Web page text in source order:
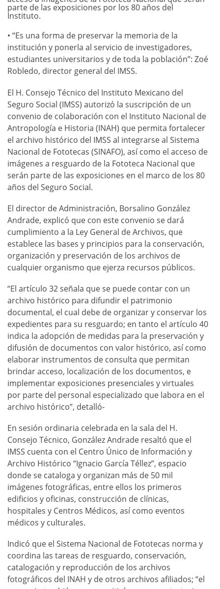
parte de las exposiciones por los 80 años del
Instituto.
• “Es una forma de preservar la memoria de la
institución y ponerla al servicio de investigadores,
estudiantes universitarios y de toda la población”: Zoé
Robledo, director general del IMSS.
El H. Consejo Técnico del Instituto Mexicano del
Seguro Social (IMSS) autorizó la suscripción de un
convenio de colaboración con el Instituto Nacional de
Antropología e Historia (INAH) que permita fortalecer
el archivo histórico del IMSS al integrarse al Sistema
Nacional de Fototecas (SINAFO), así como el acceso de
imágenes a resguardo de la Fototeca Nacional que
serán parte de las exposiciones en el marco de los 80
años del Seguro Social.
El director de Administración, Borsalino González
Andrade, explicó que con este convenio se dará
cumplimiento a la Ley General de Archivos, que
establece las bases y principios para la conservación,
organización y preservación de los archivos de
cualquier organismo que ejerza recursos públicos.
“El artículo 32 señala que se puede contar con un
archivo histórico para difundir el patrimonio
documental, el cual debe de organizar y conservar los
expedientes para su resguardo; en tanto el artículo 40
indica la adopción de medidas para la preservación y
difusión de documentos con valor histórico, así como
elaborar instrumentos de consulta que permitan
brindar acceso, localización de los documentos, e
implementar exposiciones presenciales y virtuales
por parte del personal especializado que labora en el
archivo histórico”, detalló-
En sesión ordinaria celebrada en la sala del H.
Consejo Técnico, González Andrade resaltó que el
IMSS cuenta con el Centro Único de Información y
Archivo Histórico “Ignacio García Téllez”, espacio
donde se cataloga y organizan más de 50 mil
imágenes fotográficas, entre ellos los primeros
edificios y oficinas, construcción de clínicas,
hospitales y Centros Médicos, así como eventos
médicos y culturales.
Indicó que el Sistema Nacional de Fototecas norma y
coordina las tareas de resguardo, conservación,
catalogación y reproducción de los archivos
fotográficos del INAH y de otros archivos afiliados; “el